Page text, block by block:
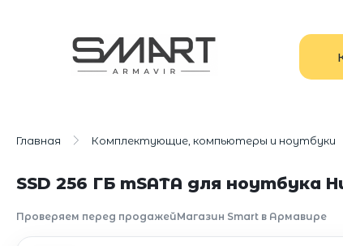
Главная Комплектующие, компьютеры и ноутбуки
SSD 256 ГБ mSATA для ноутбука
Проверяем перед продажейМагазин Smart в Армавире